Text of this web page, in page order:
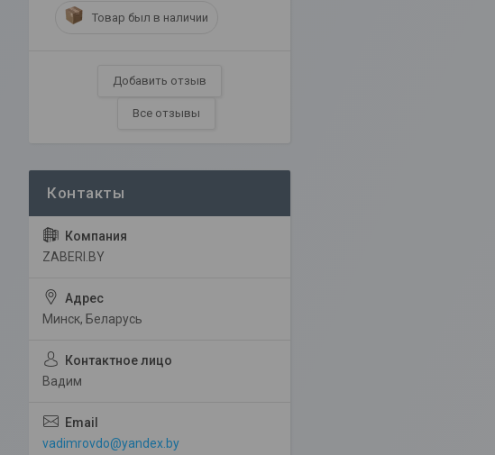
Товар был в наличии
Добавить отзыв
Все отзывы
ZABERI.BY
Минск, Беларусь
Вадим
vadimrovdo@yandex.by